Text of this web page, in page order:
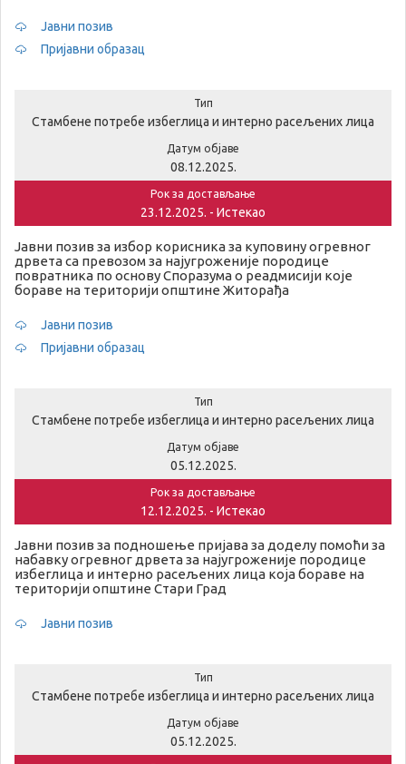
Јавни позив
Пријавни образац
Тип
Стамбене потребе избеглица и интерно расељених лица
Датум објаве
08.12.2025.
Рок за достављање
23.12.2025. - Истекао
Јавни позив за избор корисника за куповину огревног
дрвета са превозом за најугроженије породице
повратника по основу Споразума о реадмисији које
бораве на територији општине Житорађа
Јавни позив
Пријавни образац
Тип
Стамбене потребе избеглица и интерно расељених лица
Датум објаве
05.12.2025.
Рок за достављање
12.12.2025. - Истекао
Јавни позив за подношење пријава за доделу помоћи за
набавку огревног дрвета за најугроженије породице
избеглица и интерно расељених лица која бораве на
територији општине Стари Град
Јавни позив
Тип
Стамбене потребе избеглица и интерно расељених лица
Датум објаве
05.12.2025.